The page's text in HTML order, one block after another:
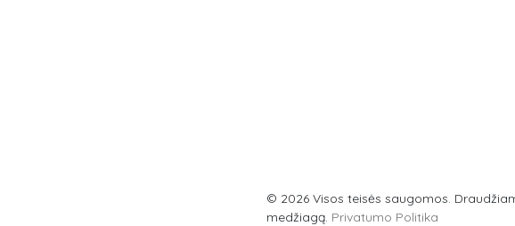
© 2026 Visos teisės saugomos.
medžiagą. Privatumo Politika